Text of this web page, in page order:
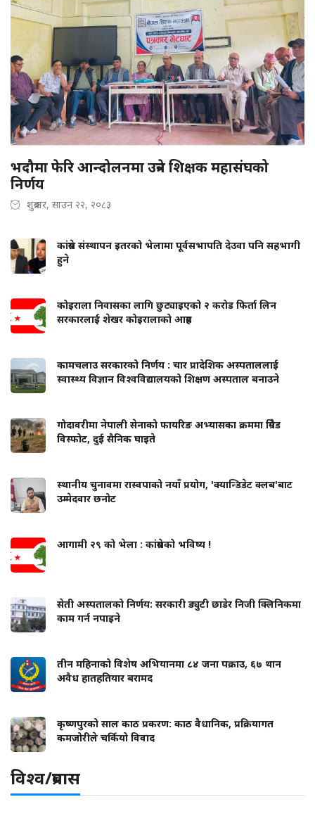
भदौमा फेरि आन्दोलनमा उत्रने शिक्षक महासंघको
निर्णय
शुक्रबार, साउन २२, २०८३
कांग्रेस संस्थापन इतरको भेलामा पूर्वसभापति देउवा पनि सहभागी
हुने
कोइराला निवासका लागि छुट्याइएको २ करोड फिर्ता लिन
सरकारलाई शेखर कोइरालाको आग्रह
कामचलाउ सरकारको निर्णय : चार प्रादेशिक अस्पताललाई
स्वास्थ्य विज्ञान विश्वविद्यालयको शिक्षण अस्पताल बनाउने
गोदावरीमा नेपाली सेनाको फायरिङ अभ्यासका क्रममा ग्रिनेड
विस्फोट, दुई सैनिक घाइते
स्थानीय चुनावमा रास्वपाको नयाँ प्रयोग, 'क्यान्डिडेट क्लब'बाट
उम्मेदवार छनोट
आगामी २९ को भेला : कांग्रेसको भविष्य !
सेती अस्पतालको निर्णय: सरकारी ड्युटी छाडेर निजी क्लिनिकमा
काम गर्न नपाइने
तीन महिनाको विशेष अभियानमा ८४ जना पक्राउ, ६७ थान
अवैध हातहतियार बरामद
कृष्णपुरको साल काठ प्रकरण: काठ वैधानिक, प्रक्रियागत
कमजोरीले चर्कियो विवाद
विश्व/प्रबास